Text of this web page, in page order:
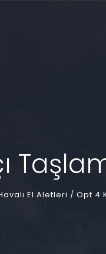
El Aletleri / Opt 4